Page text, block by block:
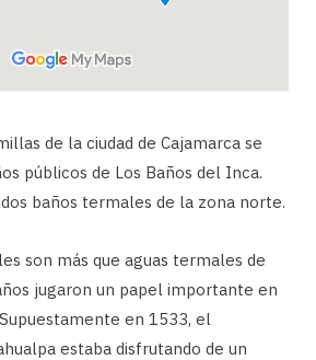
de la ciudad de Cajamarca se
públicos de Los Baños del Inca.
baños termales de la zona norte.
son más que aguas termales de
jugaron un papel importante en
en 1533, el
estaba disfrutando de un